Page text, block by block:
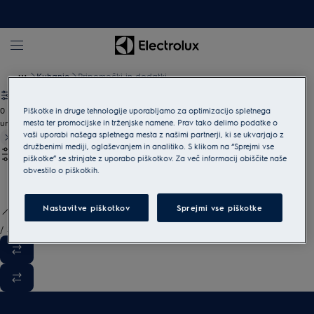
Kuhanje Pripomočki in dodatki
0
undefined
/ 3
Piškotke in druge tehnologije uporabljamo za optimizacijo spletnega
mesta ter promocijske in trženjske namene. Prav tako delimo podatke o
vaši uporabi našega spletnega mesta z našimi partnerji, ki se ukvarjajo z
družbenimi mediji, oglaševanjem in analitiko. S klikom na “Sprejmi vse
piškotke” se strinjate z uporabo piškotkov. Za več informacij obiščite naše
obvestilo o piškotkih.
Nastavitve piškotkov Sprejmi vse piškotke